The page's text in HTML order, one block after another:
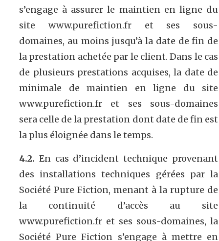
s’engage à assurer le maintien en ligne du
site www.purefiction.fr et ses sous-
domaines, au moins jusqu’à la date de fin de
la prestation achetée par le client. Dans le cas
de plusieurs prestations acquises, la date de
minimale de maintien en ligne du site
www.purefiction.fr et ses sous-domaines
sera celle de la prestation dont date de fin est
la plus éloignée dans le temps.
4.2. En cas d’incident technique provenant
des installations techniques gérées par la
Société Pure Fiction, menant à la rupture de
la continuité d’accès au site
www.purefiction.fr et ses sous-domaines, la
Société Pure Fiction s’engage à mettre en